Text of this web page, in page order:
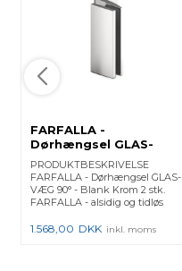
FARFALLA -
Dørhængsel GLAS-
VÆG 90° - Blank Krom
2 stk.
PRODUKTBESKRIVELSE
FARFALLA - Dørhængsel GLAS-
VÆG 90° - Blank Krom 2 stk.
FARFALLA - alsidig og tidløs
1.568,00 DKK inkl. moms